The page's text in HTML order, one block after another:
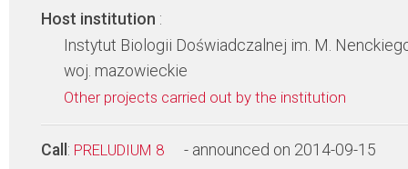
Host institution :
Instytut Biologii Doświadczalnej im. M.
woj. mazowieckie
Other projects carried out by the institution
Call : PRELUDIUM 8 - announced on 2014-09-15